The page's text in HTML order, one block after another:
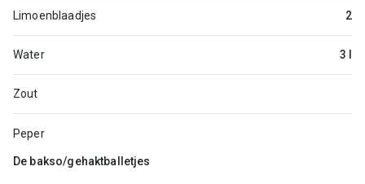
Limoenblaadjes 2
Water 3 l
Zout
Peper
De bakso/gehaktballetjes